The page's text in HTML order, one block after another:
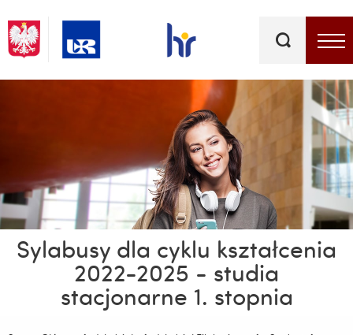
kluczowe
Sylabusy dla cyklu kształcenia
2022-2025 - studia
stacjonarne 1. stopnia